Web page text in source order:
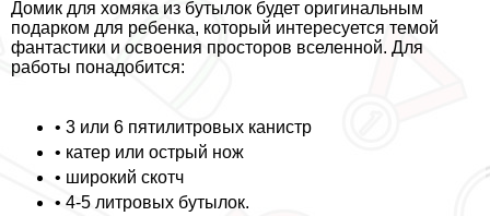
Домик для хомяка из бутылок будет оригинальным
подарком для ребенка, который интересуется темой
фантастики и освоения просторов вселенной. Для
работы понадобится:
• 3 или 6 пятилитровых канистр
• катер или острый нож
• широкий скотч
• 4-5 литровых бутылок.